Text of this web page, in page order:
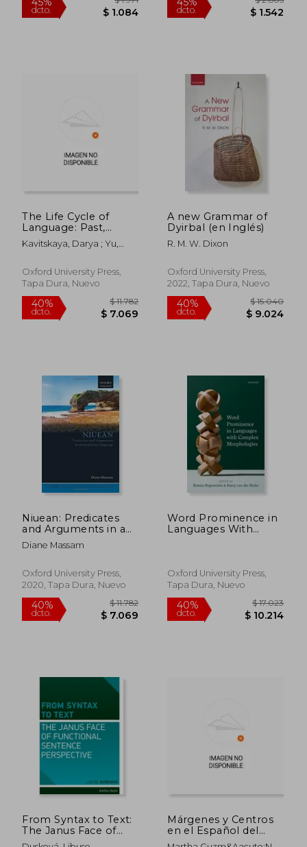
$ 10.590
50%
dcto.
45%
dcto.
The Life Cycle of
Language: Past,
Present, and Future
(en Inglés)
Kavitskaya, Darya ; Yu,
Oxford University Press,
Tapa Dura, Nuevo
A new Grammar of
Dyirbal (en Inglés)
R. M. W. Dixon
Oxford University Press,
2022, Tapa Dura, Nuevo
Niuean: Predicates
and Arguments in an
Isolating Language: 6
(Oxford Studies of
Languages) (en
Inglés)
Diane Massam
Oxford University Press,
2020, Tapa Dura, Nuevo
Word Prominence in
Languages With
Oxford University Press,
Tapa Dura, Nuevo
From Syntax to Text:
The Janus Face of
Functional Sentence
Márgenes y Centros
en el Español del
Siglo Xviii